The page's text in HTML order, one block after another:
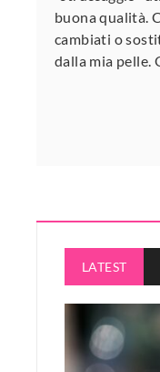
buona qualità.
cambiati o
dalla mia pelle.
LATEST